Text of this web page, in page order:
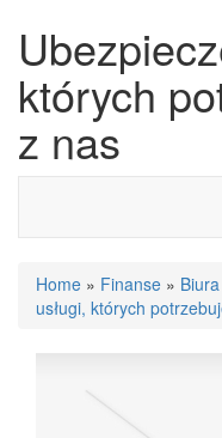
których
z nas
Home » Finanse »
usługi, których